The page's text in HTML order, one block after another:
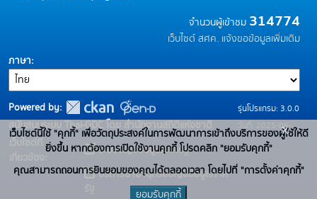
จำนวนผู้เข้าชม 314774
เว็บไซต์ สศค. แจ้งขอข้อมูลเพิ่มเติม
ภาษา
Powered by:
สนับสนุนระบบ Thai-GDC โดย สำนักงานสถิติแห่งชาติ
เว็บไซต์ที่
เกี่ยวข้อง:
ระบบบัญชีข้อมูลภาครัฐ
บริการนามานุกรมบัญชีข้อมูลภาค
รุ่นโปรแกรม: 3.0.0
วันที่: 2025-06-
10
เว็บไซต์นี้ใช้ "คุกกี้" เพื่อวัตถุประสงค์ในการพัฒนาการเข้าถึงบริการของผู้ใช้ให้ดี
ยิ่งขึ้น หากต้องการเปิดใช้งานคุกกี้ โปรดคลิก "ยอมรับคุกกี้"
คุณสามารถถอนการยินยอมของคุณได้ตลอดเวลา โดยไปที่ "การตั้งค่าคุกกี้"
ยอมรับคุกกี้
x